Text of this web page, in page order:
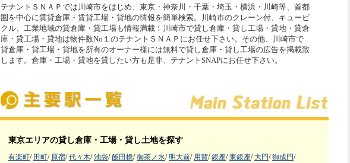
テナントＳＮＡＰでは川崎市をはじめ、東京・神奈川・千葉・埼玉・横浜・川崎等、首都
圏を中心に賃貸倉庫・賃貸工場・貸地の情報を簡単検索。川崎市のクレーン付、キュービ
クル、工業地域の貸倉庫・貸工場も情報満載！川崎市で貸し倉庫・貸し工場・貸地・貸倉
庫・貸工場・貸地は物件数No１のテナントＳＮＡＰにお任せ下さい。その他、川崎市で
貸倉庫・貸工場・貸地を所有のオーナー様には無料で貸し倉庫・貸し工場の広告を掲載致
します。倉庫・工場・貸地を貸したい方も是非、テナントSNAPにお任せ下さい。
東京エリアの貸し倉庫・工場・貸し土地を探す
有楽町/ 田町/ 原宿/ 代々木/ 池袋/ 飯田橋/ 御茶ノ水/ 明大前/ 用賀/ 銀座/ 東銀座/ 大門/ 御成門/